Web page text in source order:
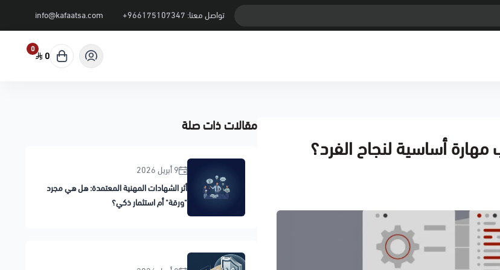
تواصل معنا: +966175107347
info@kafaatsa.com
0
0
أساسية لنجاح الفرد؟
مقالات ذات صلة
9 أبريل 2026
أثر الشهادات المهنية المعتمدة: هل هي مجرد
"ورقة" أم استثمار ذكي؟